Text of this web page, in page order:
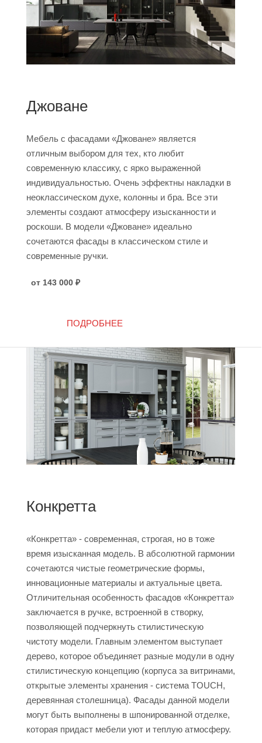
Джоване
Мебель с фасадами «Джоване» является
отличным выбором для тех, кто любит
современную классику, с ярко выраженной
индивидуальностью. Очень эффектны накладки в
неоклассическом духе, колонны и бра. Все эти
элементы создают атмосферу изысканности и
роскоши. В модели «Джоване» идеально
сочетаются фасады в классическом стиле и
современные ручки.
от 143 000₽
ПОДРОБНЕЕ
Конкретта
«Конкретта» - современная, строгая, но в тоже
время изысканная модель. В абсолютной гармонии
сочетаются чистые геометрические формы,
инновационные материалы и актуальные цвета.
Отличительная особенность фасадов «Конкретта»
заключается в ручке, встроенной в створку,
позволяющей подчеркнуть стилистическую
чистоту модели. Главным элементом выступает
дерево, которое объединяет разные модули в одну
стилистическую концепцию (корпуса за витринами,
открытые элементы хранения - система TOUCH,
деревянная столешница). Фасады данной модели
могут быть выполнены в шпонированной отделке,
которая придаст мебели уют и теплую атмосферу.